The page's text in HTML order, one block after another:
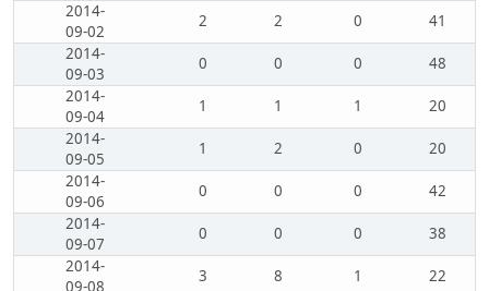
2014-
09-02
2 2 0
41
2014-
09-03
0 0 0
48
2014-
09-04
1 1 1
20
2014-
09-05
1 2 0
20
2014-
09-06
0 0 0
42
2014-
09-07
0 0 0
38
2014-
09-08
3 8 1
22